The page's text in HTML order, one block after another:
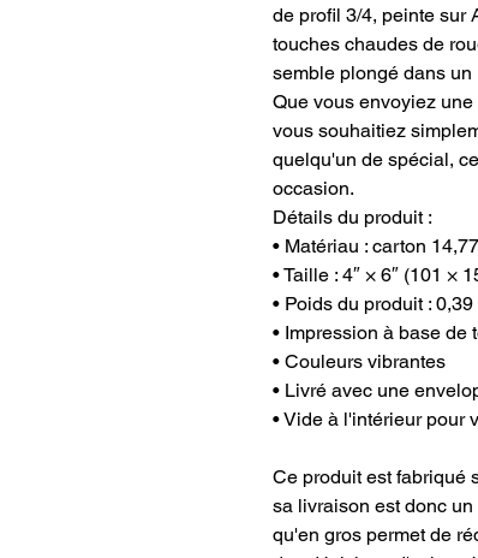
de profil 3/4, peinte sur
touches chaudes de
semble plongé dans un
Que vous envoyiez
vous souhaitiez
quelqu'un de spécial,
occasion.
Détails du produit :
• Matériau : carton
• Taille : 4″ × 6″ (101 ×
• Poids du produit :
• Impression à base de
• Couleurs vibrantes
• Livré avec une
• Vide à l'intérieur pour
Ce produit est fabriqué
sa livraison est donc
qu'en gros permet de